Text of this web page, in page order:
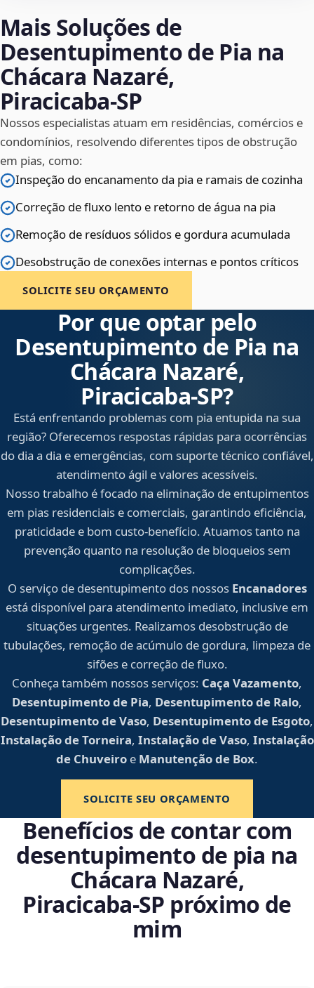
Mais Soluções de
Desentupimento de Pia na
Chácara Nazaré,
Piracicaba‑SP
Nossos especialistas atuam em residências, comércios e
condomínios, resolvendo diferentes tipos de obstrução
em pias, como:
Inspeção do encanamento da pia e ramais de cozinha
Correção de fluxo lento e retorno de água na pia
Remoção de resíduos sólidos e gordura acumulada
Desobstrução de conexões internas e pontos críticos
SOLICITE SEU ORÇAMENTO
Por que optar pelo
Desentupimento de Pia na
Chácara Nazaré,
Piracicaba‑SP?
Está enfrentando problemas com pia entupida na sua
região? Oferecemos respostas rápidas para ocorrências
do dia a dia e emergências, com suporte técnico confiável,
atendimento ágil e valores acessíveis.
Nosso trabalho é focado na eliminação de entupimentos
em pias residenciais e comerciais, garantindo eficiência,
praticidade e bom custo-benefício. Atuamos tanto na
prevenção quanto na resolução de bloqueios sem
complicações.
O serviço de desentupimento dos nossos Encanadores
está disponível para atendimento imediato, inclusive em
situações urgentes. Realizamos desobstrução de
tubulações, remoção de acúmulo de gordura, limpeza de
sifões e correção de fluxo.
Conheça também nossos serviços: Caça Vazamento,
Desentupimento de Pia, Desentupimento de Ralo,
Desentupimento de Vaso, Desentupimento de Esgoto,
Instalação de Torneira, Instalação de Vaso, Instalação
de Chuveiro e Manutenção de Box.
SOLICITE SEU ORÇAMENTO
Benefícios de contar com
desentupimento de pia na
Chácara Nazaré,
Piracicaba‑SP próximo de
mim